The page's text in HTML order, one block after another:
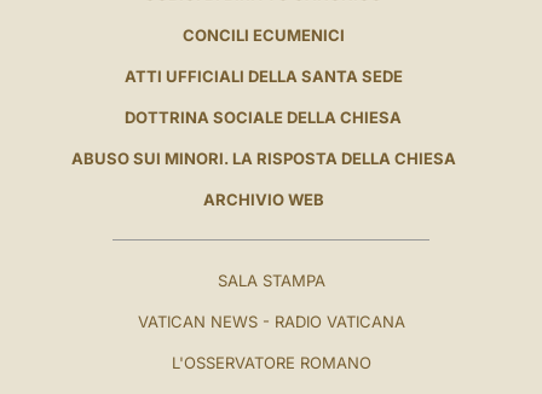
CONCILI ECUMENICI
ATTI UFFICIALI DELLA SANTA SEDE
DOTTRINA SOCIALE DELLA CHIESA
ABUSO SUI MINORI. LA RISPOSTA DELLA CHIESA
ARCHIVIO WEB
SALA STAMPA
VATICAN NEWS - RADIO VATICANA
L'OSSERVATORE ROMANO